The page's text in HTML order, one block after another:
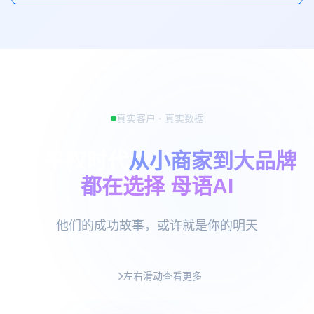
真实客户 · 真实数据
从小商家到大品牌
都在选择 母语AI
他们的成功故事，或许就是你的明天
左右滑动查看更多